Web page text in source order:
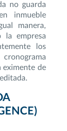
no guarda
inmueble
manera,
la empresa
los
eximente de